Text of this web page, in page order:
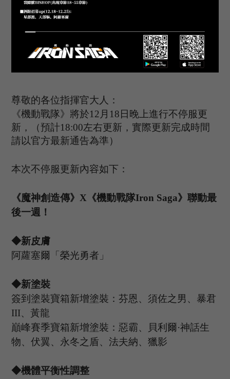
尊敬的各位指揮官大人：
《機動戰隊》將於12月 18 日晚上進行不停服更
新，（預計18:00左右更新，實際更新完成時間
請以官方最新通告為準）
本次不停服更新內容如下：
《魔神創造傳》X《機動戰隊Iron Saga》聯動最
後一週 ！
◆新皮膚
阿蘿塞爾「榮光勇者」
◆新塗裝
簽到塗裝寶箱新增塗裝：芬恩、須佐之男、暴君
III、黃龍
巔峰賽季寶箱新增塗裝：惡霸、貝利爾·神話生
物、伏翼、永冬之盾、法夫納、獵影
◆機體平衡性調整